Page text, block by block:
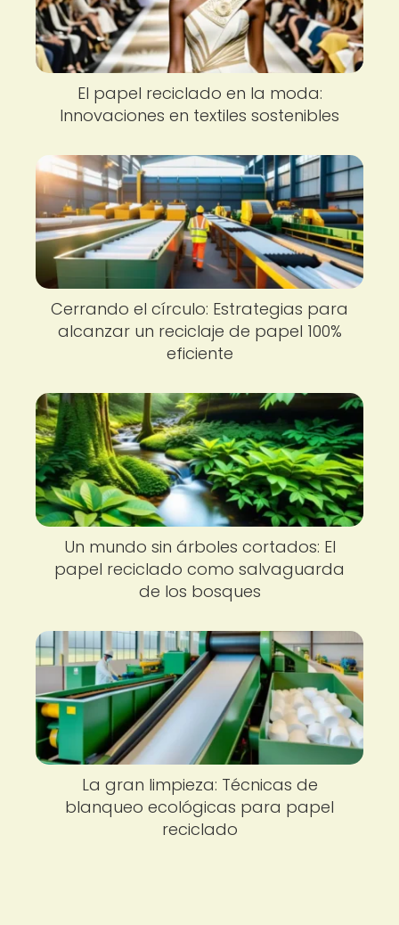
El papel reciclado en la moda:
Innovaciones en textiles sostenibles
Cerrando el círculo: Estrategias para
alcanzar un reciclaje de papel 100%
eficiente
Un mundo sin árboles cortados: El
papel reciclado como salvaguarda
de los bosques
La gran limpieza: Técnicas de
blanqueo ecológicas para papel
reciclado